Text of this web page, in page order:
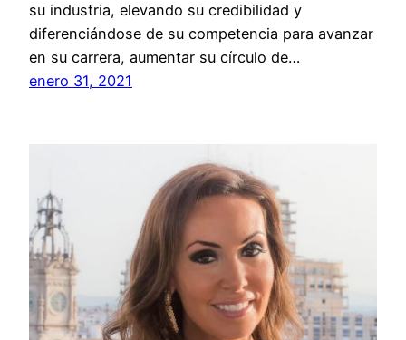
su industria, elevando su credibilidad y
diferenciándose de su competencia para avanzar
en su carrera, aumentar su círculo de…
enero 31, 2021